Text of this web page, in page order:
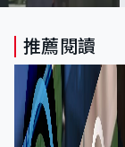
推薦閱讀